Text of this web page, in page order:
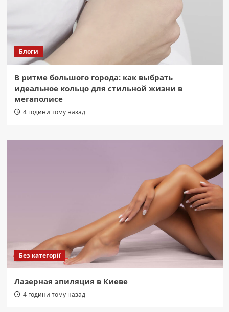
Блоги
В ритме большого города: как выбрать
идеальное кольцо для стильной жизни в
мегаполисе
4 години тому назад
Без категорії
Лазерная эпиляция в Киеве
4 години тому назад